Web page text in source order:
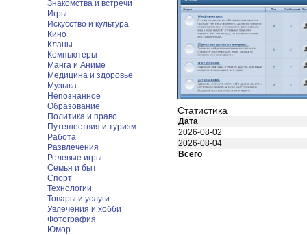
Знакомства и встречи
Игры
Искусство и культура
Кино
Кланы
Компьютеры
Манга и Аниме
Медицина и здоровье
Музыка
Непознанное
Образование
Политика и право
Путешествия и туризм
Работа
Развлечения
Ролевые игры
Семья и быт
Спорт
Технологии
Товары и услуги
Увлечения и хобби
Фотография
Юмор
Статистика
Дата
2026-08-02
2026-08-04
Всего